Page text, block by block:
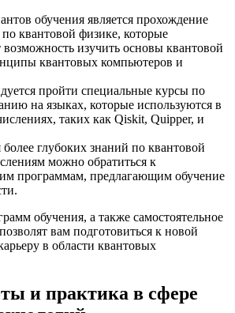
обучения является прохождение
квантовой физике, которые
возможность изучить основы квантовой
квантовых компьютеров и
пройти специальные курсы по
на языках, которые используются в
таких как Qiskit, Quipper, и
глубоких знаний по квантовой
можно обратиться к
программам, предлагающим обучение
обучения, а также самостоятельное
вам подготовиться к новой
в области квантовых
и практика в сфере